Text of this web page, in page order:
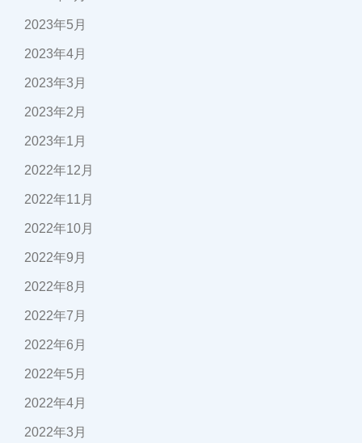
2023年5月
2023年4月
2023年3月
2023年2月
2023年1月
2022年12月
2022年11月
2022年10月
2022年9月
2022年8月
2022年7月
2022年6月
2022年5月
2022年4月
2022年3月